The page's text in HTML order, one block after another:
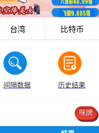
台湾 比特币
间隔数据 历史结果
咪牌